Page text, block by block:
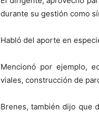
durante su gestión como
Habló del aporte en
Mencionó por ejemplo,
viales, construcción de
Brenes, también dijo que